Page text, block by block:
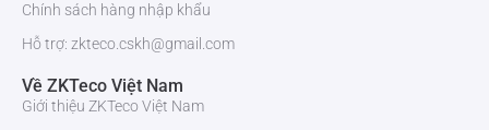
Chính sách hàng nhập khẩu
Hỗ trợ: zkteco.cskh@gmail.com
Về ZKTeco Việt Nam
Giới thiệu ZKTeco Việt Nam